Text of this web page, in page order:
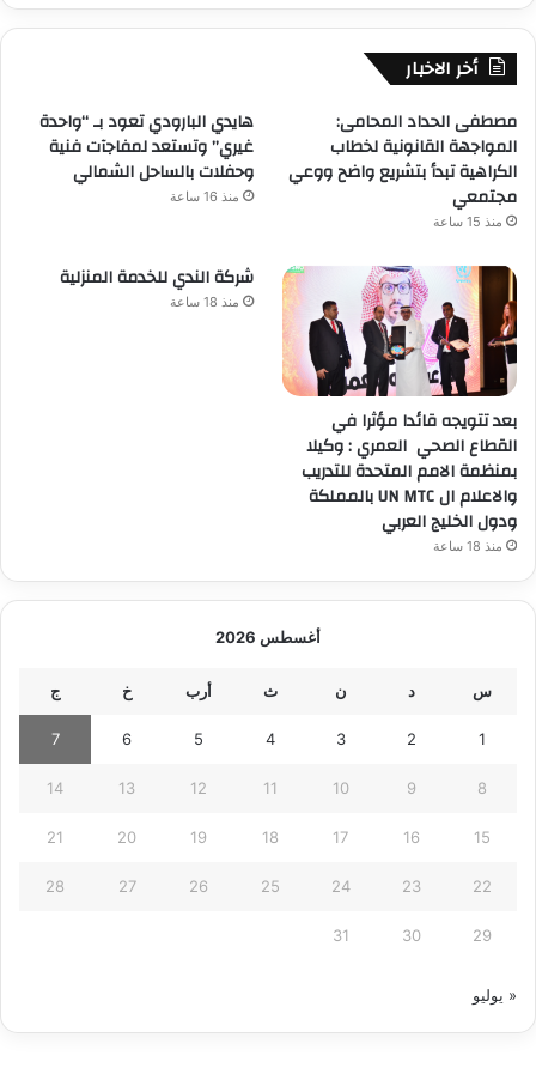
أخر الاخبار
مصطفى الحداد المحامى:
المواجهة القانونية لخطاب
الكراهية تبدأ بتشريع واضح ووعي
مجتمعي
منذ 15 ساعة
هايدي البارودي تعود بـ “واحدة
غيري” وتستعد لمفاجآت فنية
وحفلات بالساحل الشمالي
منذ 16 ساعة
بعد تتويجه قائدا مؤثرا في
القطاع الصحي العمري : وكيلا
بمنظمة الامم المتحدة للتدريب
والاعلام ال UN MTC بالمملكة
ودول الخليج العربي
منذ 18 ساعة
شركة الندي للخدمة المنزلية
منذ 18 ساعة
أغسطس 2026
س د ن ث أرب خ ج
1
2
3
4
5
6
7
8
9
10
11
12
13
14
15
16
17
18
19
20
21
22
23
24
25
26
27
28
29
30
31
« يوليو